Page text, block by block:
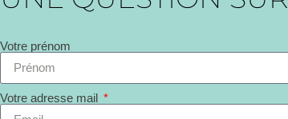
Votre prénom
Votre adresse mail